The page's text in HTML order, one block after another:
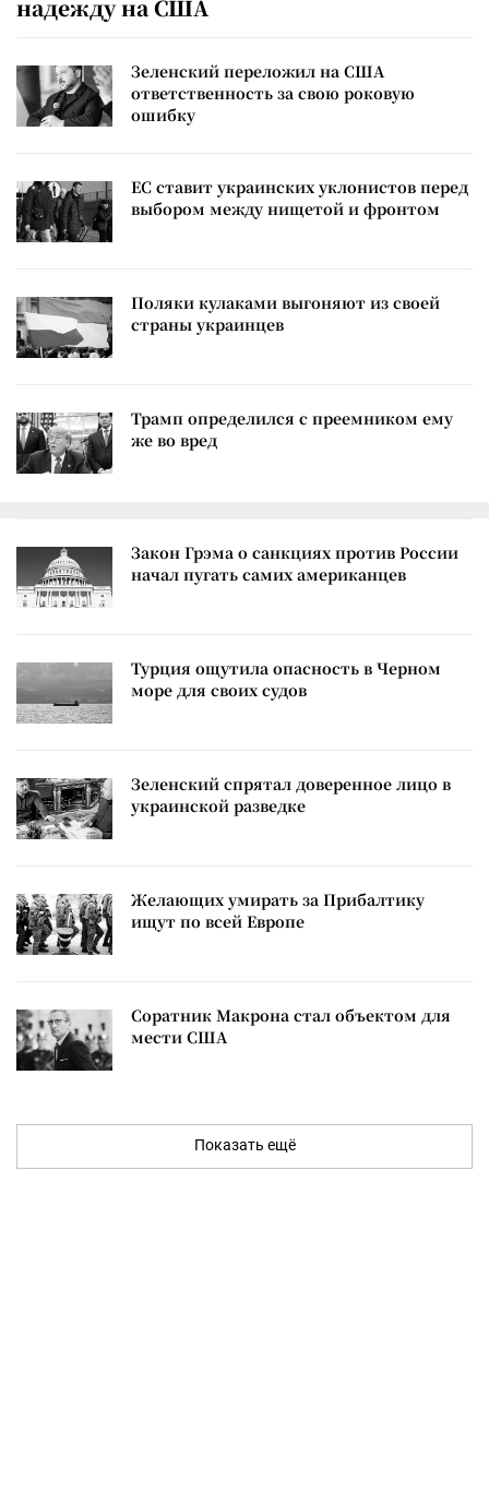
надежду на США
Зеленский переложил на США
ответственность за свою роковую
ошибку
ЕС ставит украинских уклонистов перед
выбором между нищетой и фронтом
Поляки кулаками выгоняют из своей
страны украинцев
Трамп определился с преемником ему
же во вред
Закон Грэма о санкциях против России
начал пугать самих американцев
Турция ощутила опасность в Черном
море для своих судов
Зеленский спрятал доверенное лицо в
украинской разведке
Желающих умирать за Прибалтику
ищут по всей Европе
Соратник Макрона стал объектом для
мести США
Показать ещё